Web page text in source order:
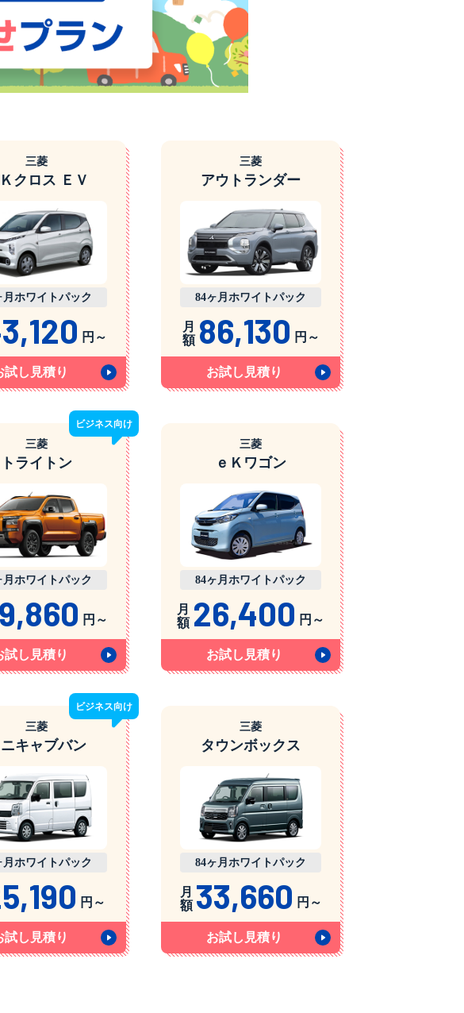
三菱
クロス ＥＶ
月ホワイトパック
円～
試し見積り
三菱
アウトランダー
84ヶ月ホワイトパック
月
額 86,130 円～
お試し見積り
三菱
トライトン
ビジネス向け
月ホワイトパック
円～
試し見積り
三菱
ｅＫワゴン
84ヶ月ホワイトパック
月
額 26,400 円～
お試し見積り
三菱
ニキャブバン
ビジネス向け
月ホワイトパック
円～
試し見積り
三菱
タウンボックス
84ヶ月ホワイトパック
月
額 33,660 円～
お試し見積り